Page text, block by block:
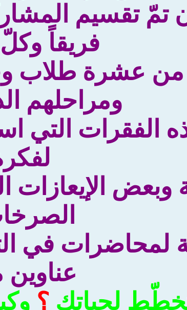
تمّ تقسيم
فريقاً
من عشرة طلاب
ومراحلهم
الفقرات التي
وبعض
لمحاضرات في
عناوين
لحياتك ؟